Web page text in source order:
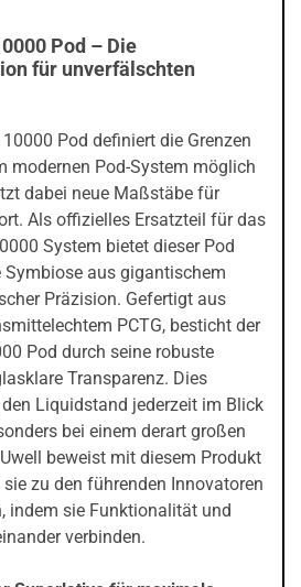
Pod – Die
für unverfälschten
Pod definiert die Grenzen
modernen Pod-System möglich
dabei neue Maßstäbe für
Als offizielles Ersatzteil für das
System bietet dieser Pod
Symbiose aus gigantischem
Präzision. Gefertigt aus
PCTG, besticht der
Pod durch seine robuste
Transparenz. Dies
Liquidstand jederzeit im Blick
bei einem derart großen
beweist mit diesem Produkt
zu den führenden Innovatoren
indem sie Funktionalität und
verbinden.